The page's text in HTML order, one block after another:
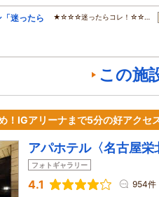
「迷ったら
★☆☆☆迷ったらコレ！☆☆…
この施
！IGアリーナまで5分の好アクセ
アパホテル〈名古屋栄
フォトギャラリー
4.1 954件